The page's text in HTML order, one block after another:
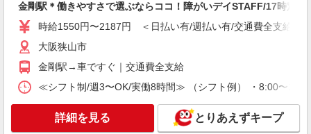
金剛駅＊働きやすさで選ぶならココ！障がいデイSTAFF/17時定時
時給1550円〜2187円 ＜日払い有/週払い有/交通費全支給(ガ
大阪狭山市
金剛駅→車ですぐ｜交通費全支給
≪シフト制/週3〜OK/実働8時間≫ （シフト例） ・8:00〜
詳細を見る とりあえずキープ